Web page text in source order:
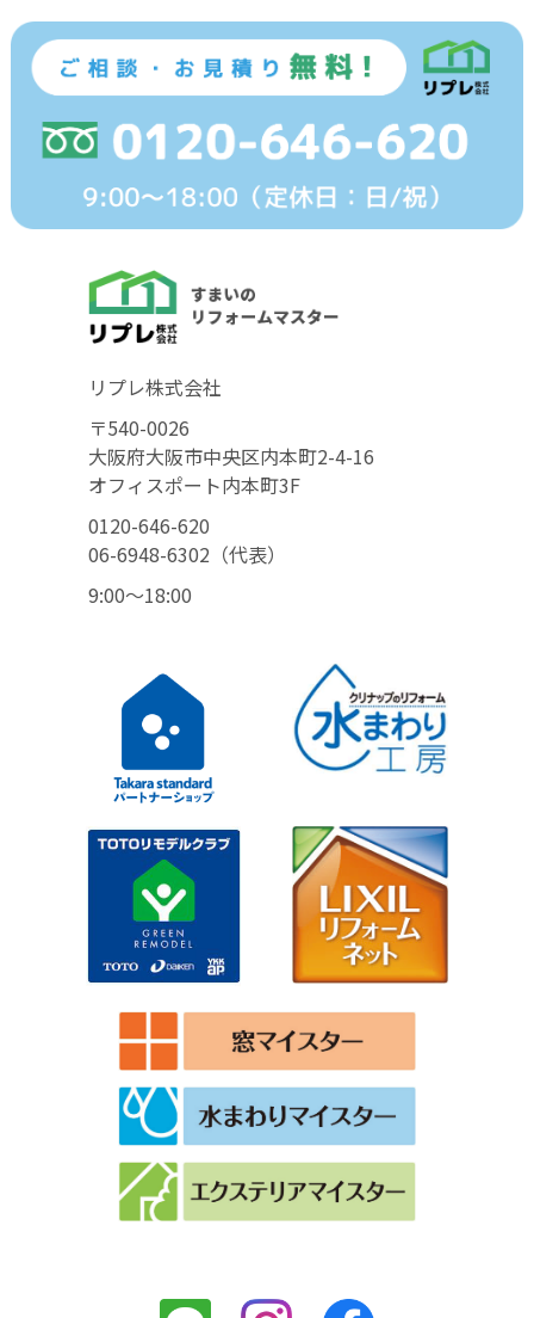
リプレ株式会社
〒540-0026
大阪府大阪市中央区内本町2-4-16
オフィスポート内本町3F
0120-646-620
06-6948-6302（代表）
9:00〜18:00